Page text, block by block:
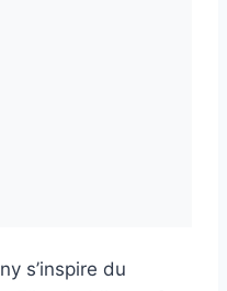
s’inspire du